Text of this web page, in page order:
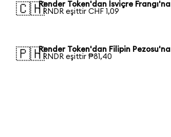
🇨🇭Render Token'dan İsviçre Frangı'na
1 RNDR eşittir CHF 1,09
🇵🇭Render Token'dan Filipin Pezosu'na
1 RNDR eşittir ₱81,40